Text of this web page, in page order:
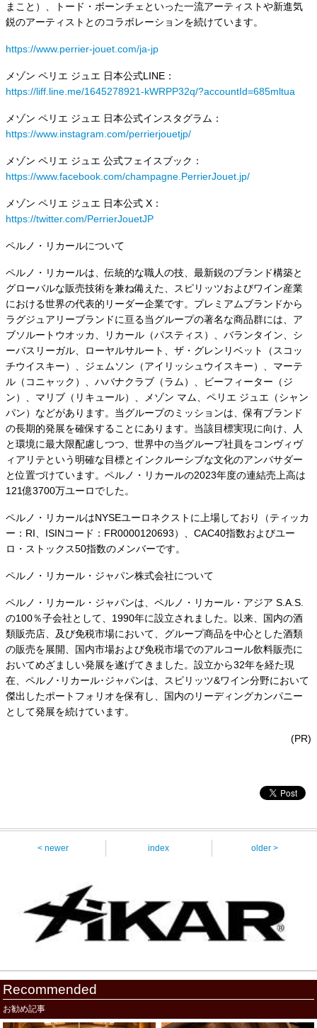
まこと）、トード・ボーンチェといった一流アーティストや新進気
鋭のアーティストとのコラボレーションを続けています。
https://www.perrier-jouet.com/ja-jp
メゾン ペリエ ジュエ 日本公式LINE：
https://liff.line.me/1645278921-kWRPP32q/?accountId=685mltua
メゾン ペリエ ジュエ 日本公式インスタグラム：
https://www.instagram.com/perrierjouetjp/
メゾン ペリエ ジュエ 公式フェイスブック：
https://www.facebook.com/champagne.PerrierJouet.jp/
メゾン ペリエ ジュエ 日本公式 X：
https://twitter.com/PerrierJouetJP
ペルノ・リカールについて
ペルノ・リカールは、伝統的な職人の技、最新鋭のブランド構築と
グローバルな販売技術を兼ね備えた、スピリッツおよびワイン産業
における世界の代表的リーダー企業です。プレミアムブランドから
ラグジュアリーブランドに亘る当グループの著名な商品群には、ア
ブソルートウオッカ、リカール（パスティス）、バランタイン、シ
ーバスリーガル、ローヤルサルート、ザ・グレンリベット（スコッ
チウイスキー）、ジェムソン（アイリッシュウイスキー）、マーテ
ル（コニャック）、ハバナクラブ（ラム）、ビーフィーター（ジ
ン）、マリブ（リキュール）、メゾン マム、ペリエ ジュエ（シャン
パン）などがあります。当グループのミッションは、保有ブランド
の長期的発展を確保することにあります。当該目標実現に向け、人
と環境に最大限配慮しつつ、世界中の当グループ社員をコンヴィヴ
ィアリテという明確な目標とインクルーシブな文化のアンバサダー
と位置づけています。ペルノ・リカールの2023年度の連結売上高は
121億3700万ユーロでした。
ペルノ・リカールはNYSEユーロネクストに上場しており（ティッカ
ー：RI、ISINコード：FR0000120693）、CAC40指数およびユー
ロ・ストックス50指数のメンバーです。
ペルノ・リカール・ジャパン株式会社について
ペルノ・リカール・ジャパンは、ペルノ・リカール・アジア S.A.S.
の100％子会社として、1990年に設立されました。以来、国内の酒
類販売店、及び免税市場において、グループ商品を中心とした酒類
の販売を展開、国内市場および免税市場でのアルコール飲料販売に
おいてめざましい発展を遂げてきました。設立から32年を経た現
在、ペルノ･リカール･ジャパンは、スピリッツ&ワイン分野において
傑出したポートフォリオを保有し、国内のリーディングカンパニー
として発展を続けています。
(PR)
< newer index older >
Recommended
お勧め記事